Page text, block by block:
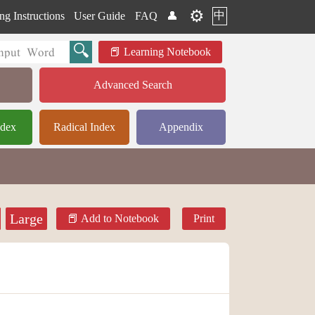
Instructions User Guide FAQ 👤 ⚙️ 中
Learning Notebook
Advanced Search
Radical Index Appendix
Large Add to Notebook Print